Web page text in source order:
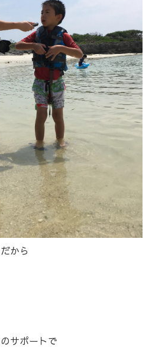
から
サポートで